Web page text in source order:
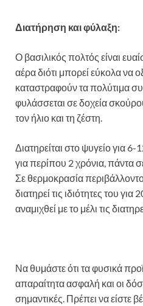
Διατήρηση και φύλαξη:
Ο βασιλικός πολτός είναι
αέρα διότι μπορεί εύκολα να
καταστραφούν τα πολύτιμα
φυλάσσεται σε δοχεία
τον ήλιο και τη ζέστη.
Διατηρείται στο ψυγείο για
για περίπου 2 χρόνια, πάντα
Σε θερμοκρασία
διατηρεί τις ιδιότητες του
αναμιχθεί με το μέλι τις
Να θυμάστε ότι τα φυσικά
απαραίτητα ασφαλή και οι
σημαντικές. Πρέπει να είστε